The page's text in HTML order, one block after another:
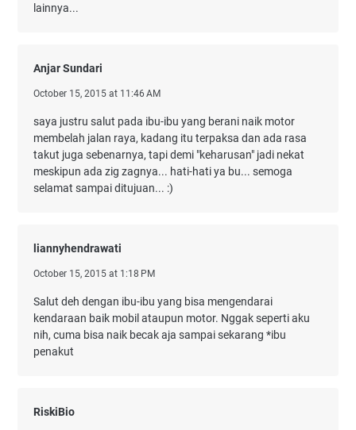
lainnya...
Anjar Sundari
October 15, 2015 at 11:46 AM
saya justru salut pada ibu-ibu yang berani naik motor
membelah jalan raya, kadang itu terpaksa dan ada rasa
takut juga sebenarnya, tapi demi "keharusan" jadi nekat
meskipun ada zig zagnya... hati-hati ya bu... semoga
selamat sampai ditujuan... :)
liannyhendrawati
October 15, 2015 at 1:18 PM
Salut deh dengan ibu-ibu yang bisa mengendarai
kendaraan baik mobil ataupun motor. Nggak seperti aku
nih, cuma bisa naik becak aja sampai sekarang *ibu
penakut
RiskiBio